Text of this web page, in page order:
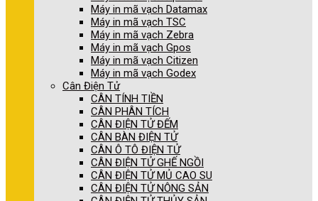
Máy in mã vạch Datamax
Máy in mã vạch TSC
Máy in mã vạch Zebra
Máy in mã vạch Gpos
Máy in mã vạch Citizen
Máy in mã vạch Godex
Cân Điện Tử
CÂN TÍNH TIỀN
CÂN PHÂN TÍCH
CÂN ĐIỆN TỬ ĐẾM
CÂN BÀN ĐIỆN TỬ
CÂN Ô TÔ ĐIỆN TỬ
CÂN ĐIỆN TỬ GHẾ NGỒI
CÂN ĐIỆN TỬ MỦ CAO SU
CÂN ĐIỆN TỬ NÔNG SẢN